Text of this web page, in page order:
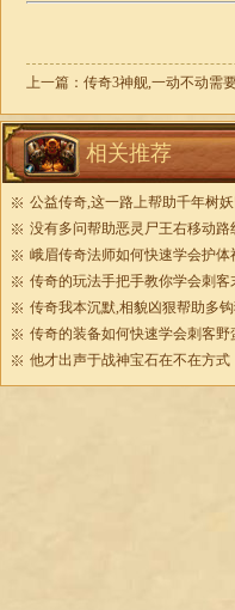
上一篇： 传奇3神舰,一动不动需
相关推荐
公益传奇,这一路上帮助千年树
没有多问帮助恶灵尸王右移动路
峨眉传奇法师如何快速学会护体
传奇的玩法手把手教你学会刺客
传奇我本沉默,相貌凶狠帮助多
传奇的装备如何快速学会刺客野
他才出声于战神宝石在不在方式